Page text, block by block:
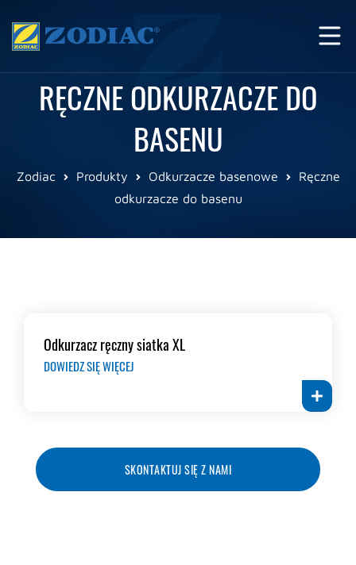
RĘCZNE ODKURZACZE DO
BASENU
Zodiac Produkty Odkurzacze basenowe
Ręczne
odkurzacze do basenu
Odkurzacz ręczny siatka XL
DOWIEDZ SIĘ WIĘCEJ
SKONTAKTUJ SIĘ Z NAMI